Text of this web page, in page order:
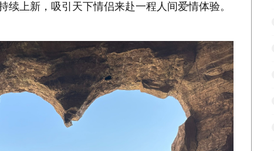
续上新，吸引天下情侣来赴一程人间爱情体验。